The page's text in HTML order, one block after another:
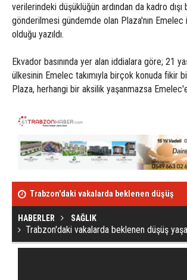
verilerindeki düşüklüğün ardından da kadro dışı
gönderilmesi gündemde olan Plaza'nın
olduğu yazıldı.
Ekvador basınında yer alan iddialara göre; 21
ülkesinin Emelec takımıyla birçok konuda fikir
Plaza, herhangi bir aksilik yaşanmazsa
Trabzon'daki vakalarda beklenen düşüş
yaşanmadı!
HABERLER SAĞLIK
Trabzon'daki vakalarda beklenen düşüş